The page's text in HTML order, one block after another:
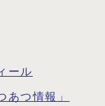
ール
あつ情報」